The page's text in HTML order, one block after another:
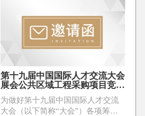
第十九届中国国际人才交流大会
展会公共区域工程采购项目竞争
性谈判邀请函
为做好第十九届中国国际人才交流
大会（以下简称“大会”）各项筹备